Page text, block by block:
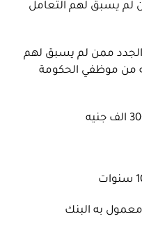
لم يسبق لهم التعامل
الجدد ممن لم يسبق لهم
من موظفي الحكومة
به البنك